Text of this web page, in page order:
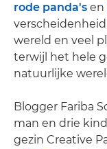
rode panda's en
wereld en veel
terwijl het hele
natuurlijke
Blogger Fariba
man en drie
gezin Creative